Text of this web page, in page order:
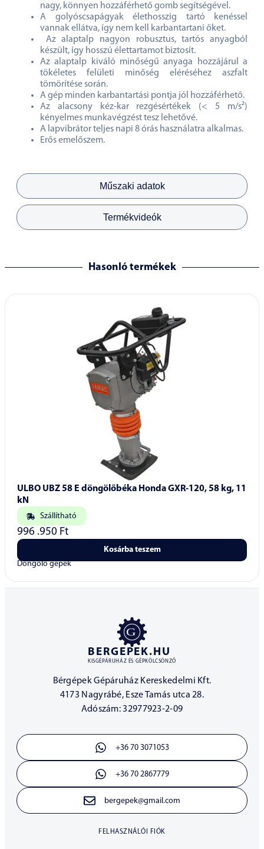
Műszaki adatok
Termékvideók
nagy, könnyen hozzáférhető gomb segítségével.
A golyóscsapágyak élethosszig tartó kenéssel
vannak ellátva, így nem kell karbantartani őket.
Az alaptalp nagyon robusztus, tartós anyagból
készült, így hosszú élettartamot biztosít.
Az alaptalp kiváló minőségű anyaga hozzájárul a
tökéletes felületi minőség eléréséhez aszfalt
tömörítése során.
A gép minden karbantartási pontja jól hozzáférhető.
Az alacsony kéz-kar rezgésértékek (< 5 m/s²)
kényelmes munkavégzést tesz lehetővé.
A lapvibrátor teljes napi 8 órás használatra alkalmas.
Erős emelőszem.
Hasonló termékek
ULBO UBZ 58 E döngölőbéka Honda GXR-120, 58 kg, 11
kN
Szállítható
996 .950 Ft
Kosárba teszem
Döngölő gépek
BERGEPEK.HU
KISGÉPÁRUHÁZ ÉS GÉPKÖLCSÖNZŐ
Bérgépek Gépáruház Kereskedelmi Kft.
4173 Nagyrábé, Esze Tamás utca 28.
Adószám: 32977923-2-09
+36 70 3071053
+36 70 2867779
bergepek@gmail.com
FELHASZNÁLÓI FIÓK